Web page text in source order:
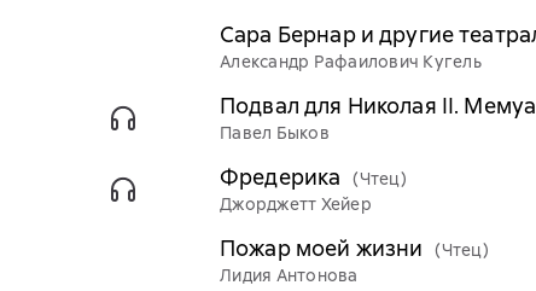
Сара Бернар и другие
Александр Рафаилович Кугель
Подвал для Николая II.
Павел Быков
Фредерика
(Чтец)
Джорджетт Хейер
Пожар моей жизни
(Чтец)
Лидия Антонова